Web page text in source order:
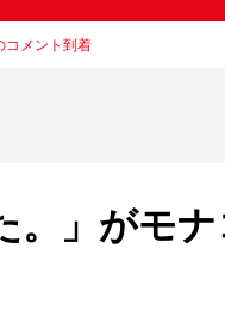
コメント到着
。」がモ